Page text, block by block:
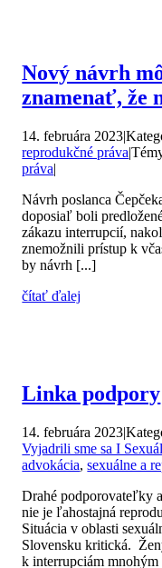
Nový návrh
znamenať, že
14. februára 2023|
reprodukčné práva|
práva|
Návrh poslanca
doposiaľ boli
zákazu interrupcií,
znemožnili prístup k
by návrh [...]
čítať ďalej
Linka podpory
14. februára 2023|
Vyjadrili sme sa I
advokácia,sexuálne a
Drahé podporovateľky
nie je ľahostajná
Situácia v oblasti
Slovensku kritická.
k interrupciám